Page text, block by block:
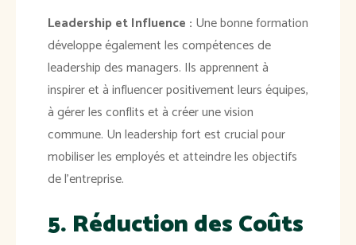
Leadership et Influence : Une bonne formation
développe également les compétences de
leadership des managers. Ils apprennent à
inspirer et à influencer positivement leurs équipes,
à gérer les conflits et à créer une vision
commune. Un leadership fort est crucial pour
mobiliser les employés et atteindre les objectifs
de l'entreprise.
5. Réduction des Coûts